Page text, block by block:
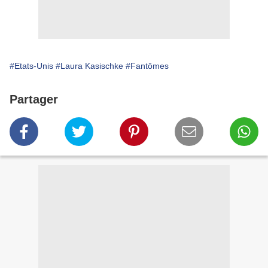
#Etats-Unis #Laura Kasischke #Fantômes
Partager